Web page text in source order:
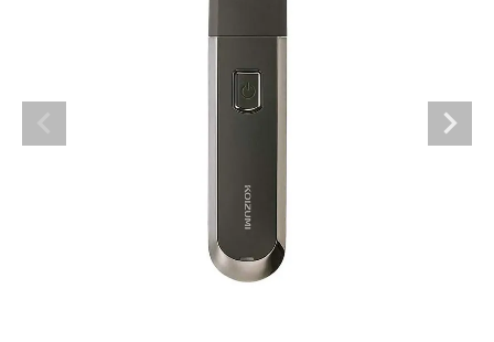
アウトレットSALE